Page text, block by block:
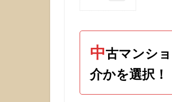
マン
ンを
販売
する
売主
中古マンシ
介かを選択！